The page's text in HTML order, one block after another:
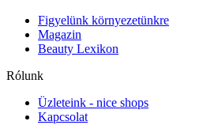
Figyelünk környezetünkre
Magazin
Beauty Lexikon
Rólunk
Üzleteink - nice shops
Kapcsolat